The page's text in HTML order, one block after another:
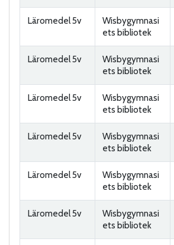
Läromedel 5v
Wisbygymnasi
ets bibliotek
Läromedel 5v
Wisbygymnasi
ets bibliotek
Läromedel 5v
Wisbygymnasi
ets bibliotek
Läromedel 5v
Wisbygymnasi
ets bibliotek
Läromedel 5v
Wisbygymnasi
ets bibliotek
Läromedel 5v
Wisbygymnasi
ets bibliotek